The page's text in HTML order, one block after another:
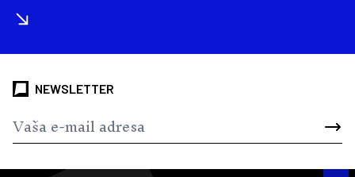
NEWSLETTER